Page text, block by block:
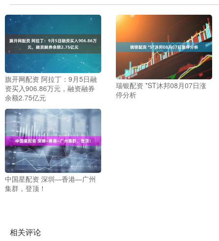
旗开网配资 阿拉丁：9月5日融
资买入906.86万元，融资融券
余额2.75亿元
瑞银配资 *ST沐邦08月07日涨
停分析
中国星配资 深圳—香港—广州
集群，登顶！
相关评论